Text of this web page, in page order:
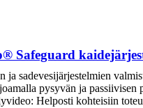
Safeguard
ja sadevesijärjestelmien
pysyvän ja
Helposti kohteisiin